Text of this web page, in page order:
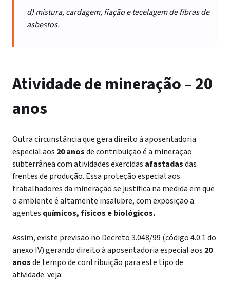
d) mistura, cardagem, fiação e tecelagem de fibras de
asbestos.
Atividade de mineração – 20
anos
Outra circunstância que gera direito à aposentadoria
especial aos 20 anosde contribuição é a mineração
subterrânea com atividades exercidas afastadasdas
frentes de produção. Essa proteção especial aos
trabalhadores da mineração se justifica na medida em que
o ambiente é altamente insalubre, com exposição a
agentes químicos, físicos e biológicos.
Assim, existe previsão no Decreto 3.048/99 (código 4.0.1 do
anexo IV) gerando direito à aposentadoria especial aos 20
anosde tempo de contribuição para este tipo de
atividade. veja: